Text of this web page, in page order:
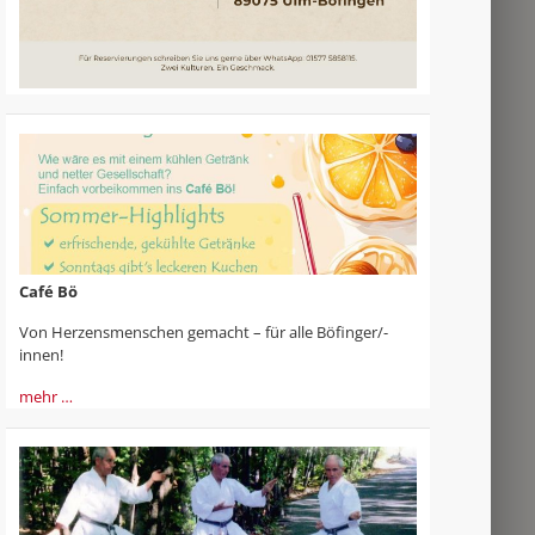
Café Bö
Von Herzensmenschen gemacht – für alle Böfinger/-
innen!
mehr …